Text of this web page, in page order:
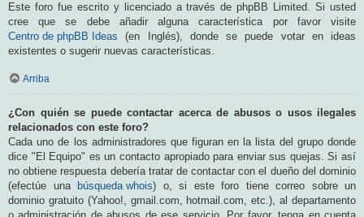
Este foro fue escrito y licenciado a través de phpBB Limited. Si usted
cree que se debe añadir alguna característica por favor visite
Centro de phpBB Ideas (en Inglés), donde se puede votar en ideas
existentes o sugerir nuevas características.
Arriba
¿Con quién se puede contactar acerca de abusos o usos ilegales
relacionados con este foro?
Cada uno de los administradores que figuran en la lista del grupo donde
dice "El Equipo" es un contacto apropiado para enviar sus quejas. Si así
no obtiene respuesta debería tratar de contactar con el dueño del dominio
(efectúe una
búsqueda whois) o, si este foro tiene correo sobre un
dominio gratuito (Yahoo!, gmail.com, hotmail.com, etc.), al departamento